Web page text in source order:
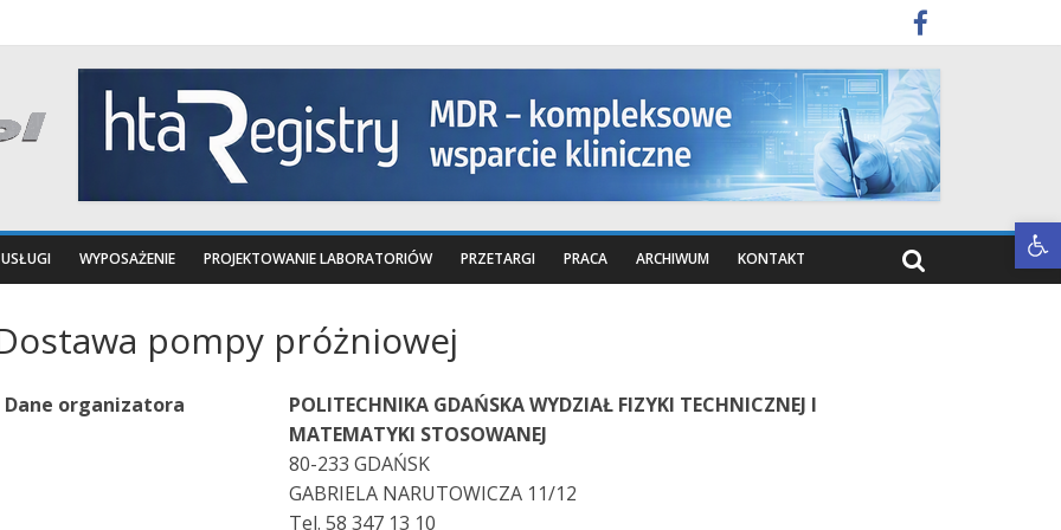
Otwórz pasek narzędzi
USŁUGI WYPOSAŻENIE PROJEKTOWANIE LABORATORIÓW PRZETARGI PRACA ARCHIWUM KONTAKT
pompy próżniowej
Dane organizatora
POLITECHNIKA GDAŃSKA WYDZIAŁ FIZYKI TECHNICZNEJ I
MATEMATYKI STOSOWANEJ
80-233 GDAŃSK
GABRIELA NARUTOWICZA 11/12
Tel. 58 347 13 10